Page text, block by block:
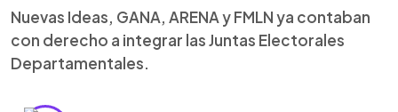
Nuevas Ideas, GANA, ARENA y FMLN ya contaban
con derecho a integrar las Juntas Electorales
Departamentales.